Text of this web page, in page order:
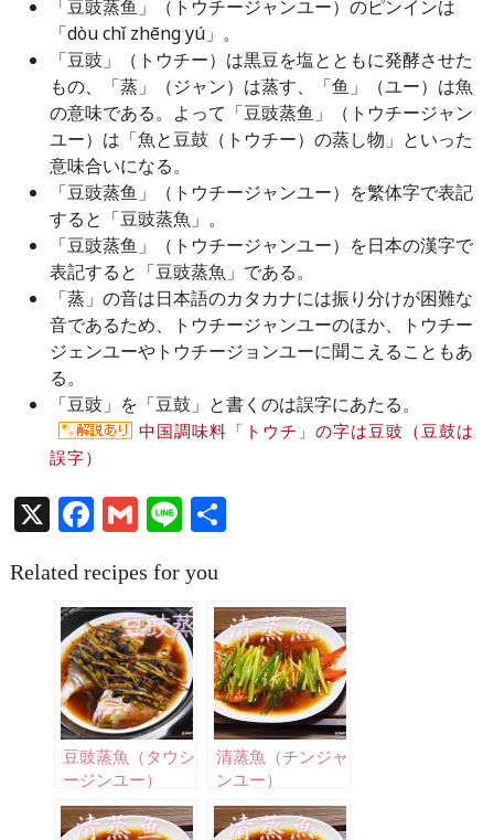
「豆豉蒸鱼」（トウチージャンユー）のピンインは
「dòu chǐ zhēng yú」。
「豆豉」（トウチー）は黒豆を塩とともに発酵させた
もの、「蒸」（ジャン）は蒸す、「鱼」（ユー）は魚
の意味である。よって「豆豉蒸鱼」（トウチージャン
ユー）は「魚と豆鼓（トウチー）の蒸し物」といった
意味合いになる。
「豆豉蒸鱼」（トウチージャンユー）を繁体字で表記
すると「豆豉蒸魚」。
「豆豉蒸鱼」（トウチージャンユー）を日本の漢字で
表記すると「豆豉蒸魚」である。
「蒸」の音は日本語のカタカナには振り分けが困難な
音であるため、トウチージャンユーのほか、トウチー
ジェンユーやトウチージョンユーに聞こえることもあ
る。
「豆豉」を「豆鼓」と書くのは誤字にあたる。
中国調味料「トウチ」の字は豆豉（豆鼓は
誤字）
X Facebook
Gmail
Line共
Related recipes for you
豆豉蒸魚（タウシ
ージンユー）
清蒸魚（チンジャ
ンユー）